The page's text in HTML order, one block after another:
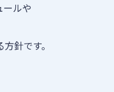
ールや
針です。